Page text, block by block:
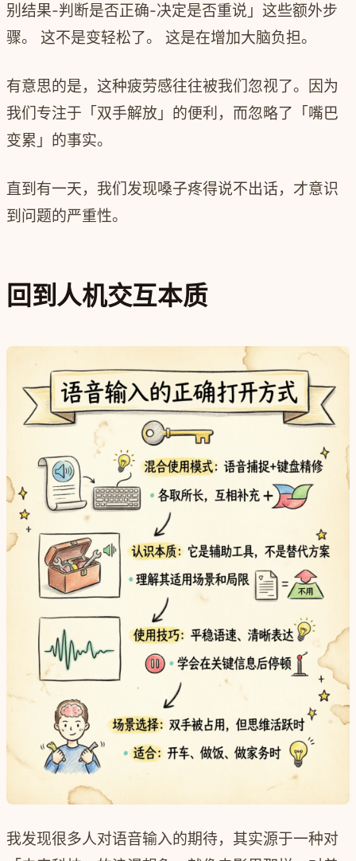
别结果-判断是否正确-决定是否重说」这些额外步
骤。 这不是变轻松了。 这是在增加大脑负担。
有意思的是，这种疲劳感往往被我们忽视了。因为
我们专注于「双手解放」的便利，而忽略了「嘴巴
变累」的事实。
直到有一天，我们发现嗓子疼得说不出话，才意识
到问题的严重性。
回到人机交互本质
我发现很多人对语音输入的期待，其实源于一种对